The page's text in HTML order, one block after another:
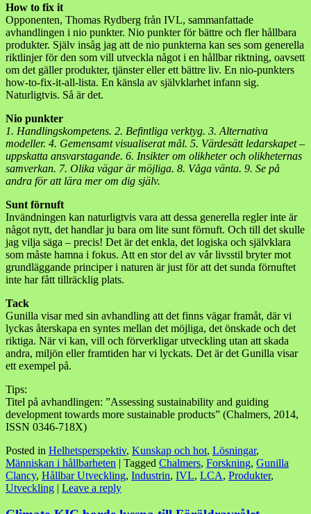
How to fix it
Opponenten, Thomas Rydberg från IVL, sammanfattade
avhandlingen i nio punkter. Nio punkter för bättre och fler hållbara
produkter. Själv insåg jag att de nio punkterna kan ses som generella
riktlinjer för den som vill utveckla något i en hållbar riktning, oavsett
om det gäller produkter, tjänster eller ett bättre liv. En nio-punkters
how-to-fix-it-all-lista. En känsla av självklarhet infann sig.
Naturligtvis. Så är det.
Nio punkter
1. Handlingskompetens. 2. Befintliga verktyg. 3. Alternativa
modeller. 4. Gemensamt visualiserat mål. 5. Värdesätt ledarskapet –
uppskatta ansvarstagande. 6. Insikter om olikheter och olikheternas
samverkan. 7. Olika vägar är möjliga. 8. Våga vänta. 9. Se på
andra för att lära mer om dig själv.
Sunt förnuft
Invändningen kan naturligtvis vara att dessa generella regler inte är
något nytt, det handlar ju bara om lite sunt förnuft. Och till det skulle
jag vilja säga – precis! Det är det enkla, det logiska och självklara
som måste hamna i fokus. Att en stor del av vår livsstil bryter mot
grundläggande principer i naturen är just för att det sunda förnuftet
inte har fått tillräcklig plats.
Tack
Gunilla visar med sin avhandling att det finns vägar framåt, där vi
lyckas återskapa en syntes mellan det möjliga, det önskade och det
riktiga. När vi kan, vill och förverkligar utveckling utan att skada
andra, miljön eller framtiden har vi lyckats. Det är det Gunilla visar
ett exempel på.
Tips:
Titel på avhandlingen: ”Assessing sustainability and guiding
development towards more sustainable products” (Chalmers, 2014,
ISSN 0346-718X)
Posted in Helhetsperspektiv, Kunskap och hot, Lösningar,
Människan i hållbarheten | Tagged Chalmers, Forskning, Gunilla
Clancy, Hållbar Utveckling, Industrin, IVL, LCA, Produkter,
Utveckling | Leave a reply